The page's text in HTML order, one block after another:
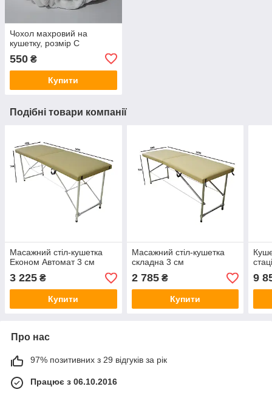
Чохол махровий на
кушетку, розмір С
550 ₴
Купити
Подібні товари компанії
Масажний стіл-кушетка
Економ Автомат 3 см
3 225 ₴
Купити
Масажний стіл-кушетка
складна 3 см
2 785₴
Купити
9
Про нас
97% позитивних з 29 відгуків за рік
Працює з 06.10.2016